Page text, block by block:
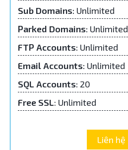
Sub Domains: Unlimited
Parked Domains: Unlimited
FTP Accounts: Unlimited
Email Accounts: Unlimited
SQL Accounts: 20
Free SSL: Unlimited
Liên hệ